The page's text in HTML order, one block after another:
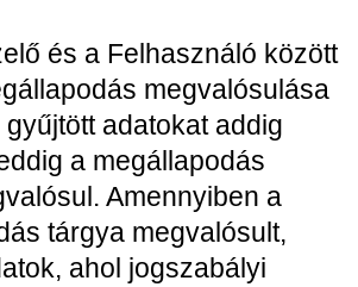
és a Felhasználó között
megvalósulása
adatokat addig
a megállapodás
Amennyiben a
tárgya megvalósult,
ahol jogszabályi